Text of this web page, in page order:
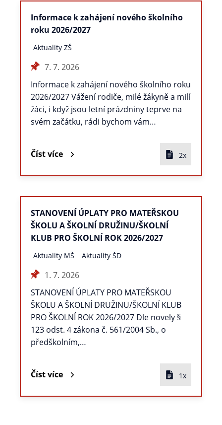
Informace k zahájení nového školního
roku 2026/2027
Aktuality ZŠ
7. 7. 2026
Informace k zahájení nového školního roku
2026/2027 Vážení rodiče, milé žákyně a milí
žáci, i když jsou letní prázdniny teprve na
svém začátku, rádi bychom vám…
Číst více 2x
STANOVENÍ ÚPLATY PRO MATEŘSKOU
ŠKOLU A ŠKOLNÍ DRUŽINU/ŠKOLNÍ
KLUB PRO ŠKOLNÍ ROK 2026/2027
Aktuality MŠ Aktuality ŠD
1. 7. 2026
STANOVENÍ ÚPLATY PRO MATEŘSKOU
ŠKOLU A ŠKOLNÍ DRUŽINU/ŠKOLNÍ KLUB
PRO ŠKOLNÍ ROK 2026/2027 Dle novely §
123 odst. 4 zákona č. 561/2004 Sb., o
předškolním,…
Číst více 1x